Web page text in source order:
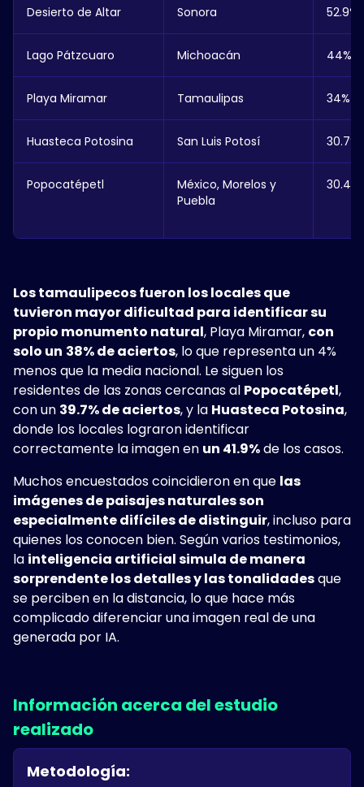
Desierto de Altar Sonora 52.9%
Lago Pátzcuaro Michoacán 44%
Playa Miramar Tamaulipas 34%
Huasteca Potosina San Luis Potosí 30.7%
Popocatépetl
México, Morelos y
Puebla
30.4%
Los tamaulipecos fueron los locales que
tuvieron mayor dificultad para identificar su
propio monumento natural, Playa Miramar, con
solo un 38% de aciertos, lo que representa un 4%
menos que la media nacional. Le siguen los
residentes de las zonas cercanas al Popocatépetl,
con un 39.7% de aciertos, y la Huasteca Potosina,
donde los locales lograron identificar
correctamente la imagen en un 41.9%de los casos.
Muchos encuestados coincidieron en que las
imágenes de paisajes naturales son
especialmente difíciles de distinguir, incluso para
quienes los conocen bien. Según varios testimonios,
la inteligencia artificial simula de manera
sorprendente los detalles y las tonalidadesque
se perciben en la distancia, lo que hace más
complicado diferenciar una imagen real de una
generada por IA.
Información acerca del estudio
realizado
Metodología: